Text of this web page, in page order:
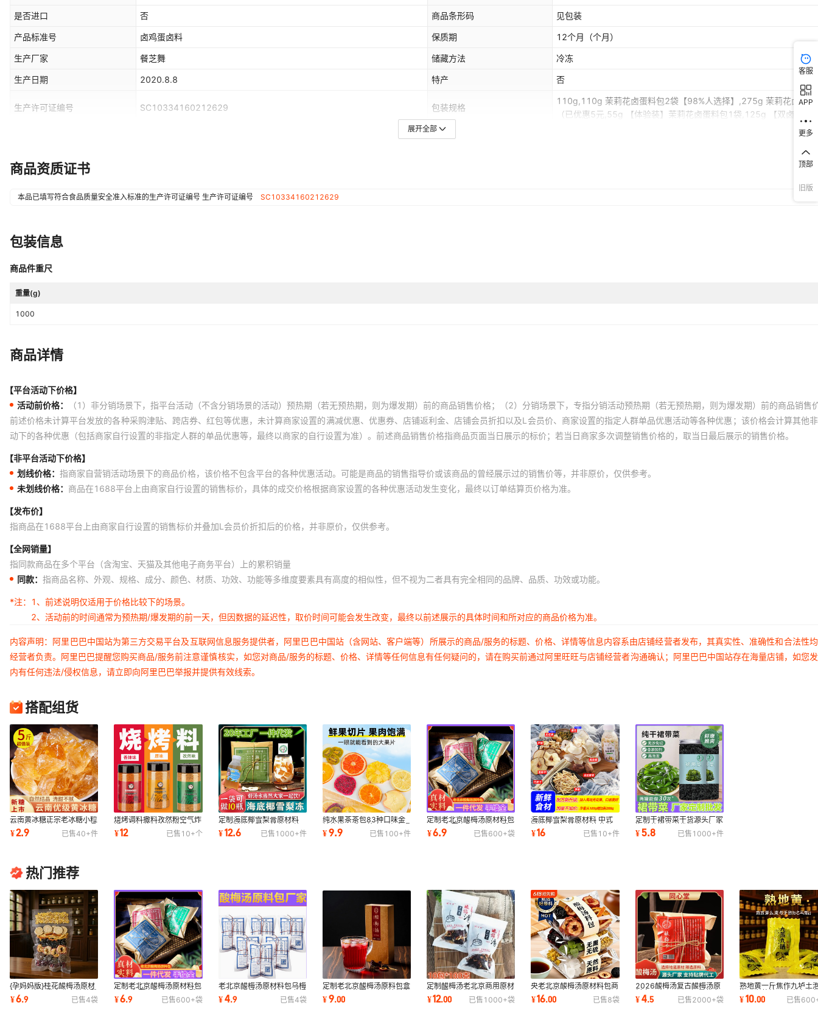
是否进口 否 商品条形码 见包装
产品标准号 卤鸡蛋卤料 保质期 12个月 （个月）
生产厂家 餐芝舞 储藏方法 冷冻
生产日期 2020.8.8 特产 否
生产许可证编号 SC10334160212629 包装规格
110g,110g 茉莉花卤蛋料包2袋【98%人选择】,275g 茉莉花卤蛋
（已优惠5元,55g 【体验装】茉莉花卤蛋料包1袋,125g 【双卤套餐
1袋+卤肉1袋,370g 【三卤装】卤肉1袋卤蛋1袋卤黑鸭,卤料包10克
储存条件
是否中华老字号
有机食品证书编号 0
展开全部
商品资质证书
本品已填写符合食品质量安全准入标准的生产许可证编号 生产许可证编号 SC10334160212629
包装信息
商品件重尺
重量(g)
1000
商品详情
【平台活动下价格】
活动前价格：
（1）非分销场景下，指平台活动（不含分销场景的活动）预热期（若无预热期，则为爆发期）前的商品销售价格；（2）分销场景下，专指分销活动预热期（若无预热期，则为爆发期）前的商品销售
前述价格未计算平台发放的各种采购津贴、跨店券、红包等优惠，未计算商家设置的满减优惠、优惠券、店铺返利金、店铺会员折扣以及L会员价、商家设置的指定人群单品优惠活动等各种优惠；该价格会计算其他
动下的各种优惠（包括商家自行设置的非指定人群的单品优惠等，最终以商家的自行设置为准）。前述商品销售价格指商品页面当日展示的标价；若当日商家多次调整销售价格的，取当日最后展示的销售价格。
【非平台活动下价格】
划线价格： 指商家自营销活动场景下的商品价格，该价格不包含平台的各种优惠活动。可能是商品的销售指导价或该商品的曾经展示过的销售价等，并非原价，仅供参考。
未划线价格： 商品在1688平台上由商家自行设置的销售标价，具体的成交价格根据商家设置的各种优惠活动发生变化，最终以订单结算页价格为准。
【发布价】
指商品在1688平台上由商家自行设置的销售标价并叠加L会员价折扣后的价格，并非原价，仅供参考。
【全网销量】
指同款商品在多个平台（含淘宝、天猫及其他电子商务平台）上的累积销量
同款： 指商品名称、外观、规格、成分、颜色、材质、功效、功能等多维度要素具有高度的相似性，但不视为二者具有完全相同的品牌、品质、功效或功能。
*注：
1、前述说明仅适用于价格比较下的场景。
2、活动前的时间通常为预热期/爆发期的前一天，但因数据的延迟性，取价时间可能会发生改变，最终以前述展示的具体时间和所对应的商品价格为准。
内容声明：阿里巴巴中国站为第三方交易平台及互联网信息服务提供者，阿里巴巴中国站（含网站、客户端等）所展示的商品/服务的标题、价格、详情等信息内容系由店铺经营者发布，其真实性、准确性和合法性
经营者负责。阿里巴巴提醒您购买商品/服务前注意谨慎核实，如您对商品/服务的标题、价格、详情等任何信息有任何疑问的，请在购买前通过阿里旺旺与店铺经营者沟通确认；阿里巴巴中国站存在海量店铺，如您
内有任何违法/侵权信息，请立即向阿里巴巴举报并提供有效线索。
搭配组货
云南黄冰糖正宗老冰糖小粒
优级泡酒泡茶家用商用多晶
纯甘蔗无添加
¥2.9 已售40+件
烧烤调料撒料孜然粉空气炸
锅调味料蘸料东北淄博家用
全套组合装
¥12 已售 10+个
定制海底椰雪梨膏原材料
中式甜饮清甜奶茶菊花 竹
蔗商用煲汤料包
¥12.6 已售 1000+件
纯水果茶茶包83种口味金
桔柠檬百香果茶冻干泡水喝
的东西冲泡饮品
¥9.9 已售 100+件
定制老北京酸梅汤原材料包
10包名厨亲配自制商用酸
梅粉晶汁茶汤包
¥6.9 已售600+袋
海底椰雪梨膏原材料 中式
甜饮清甜奶茶菊花 竹蔗茅
根商用煲汤料包
¥16 已售 10+件
定制干裙带菜干货源头厂家
海带苗嫩丝群代带宝孕妇童
裙带菜
¥5.8 已售 1000+件
热门推荐
{孕妈妈版}桂花酸梅汤原材
料包厂家直发老北京桂花酸
梅汤原材料包
¥6.9 已售4袋
定制老北京酸梅汤原材料包
10包名厨亲配自制商用酸
梅粉晶汁茶汤包
¥6.9 已售600+袋
老北京酸梅汤原材料包乌梅
山楂火锅餐桂花茶包自煮摆
摊商用酸梅汤
¥4.9 已售4袋
定制老北京酸梅汤原料包盒
独立小包装夏天冲泡饮料乌
梅养生茶花茶
¥9.00
定制酸梅汤老北京商用原材
料包夏天饮料独立小包装粉
官方旗舰店
¥12.00 已售 1000+袋
央老北京酸梅汤原材料包商
用饮料独立小包装30克自
制古法桂花乌梅
¥16.00 已售8袋
2026酸梅汤复古酸梅汤原
料家用商用130g加量款老
北京酸梅汤
¥4.5 已售2000+袋
熟地黄一斤焦作九垆土
泡酒老熟地四物真空小
熟地片
¥10.00 已售
客服
APP
更多
顶部
旧版